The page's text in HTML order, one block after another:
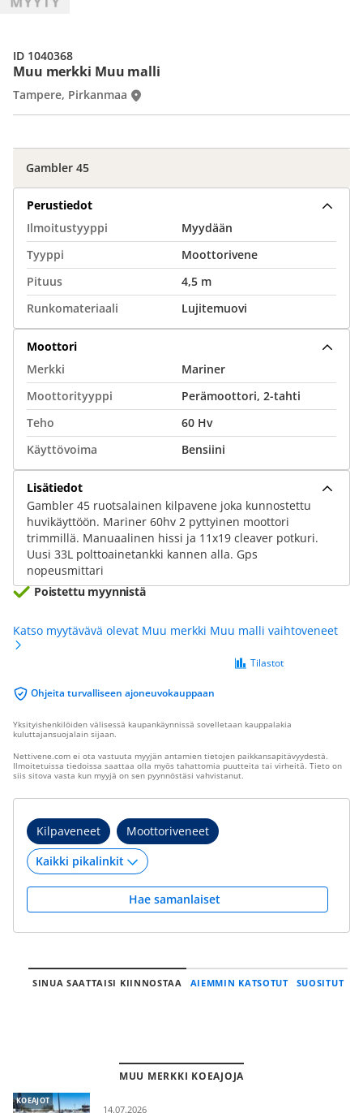
Muu merkki Muu malli
Tampere, Pirkanmaa
ID 1040368
Gambler 45
Perustiedot
Ilmoitustyyppi
Myydään
Tyyppi
Moottorivene
Pituus
4,5 m
Runkomateriaali
Lujitemuovi
Moottori
Merkki
Mariner
Moottorityyppi
Perämoottori, 2-tahti
Teho
60 Hv
Käyttövoima
Bensiini
Lisätiedot
Gambler 45 ruotsalainen kilpavene joka kunnostettu
huvikäyttöön. Mariner 60hv 2 pyttyinen moottori
trimmillä. Manuaalinen hissi ja 11x19 cleaver potkuri.
Uusi 33L polttoainetankki kannen alla. Gps
nopeusmittari
Poistettu myynnistä
Katso myytävävä olevat Muu merkki Muu malli vaihtoveneet
Ohjeita turvalliseen ajoneuvokauppaan
Tilastot
Yksityishenkilöiden välisessä kaupankäynnissä sovelletaan kauppalakia
kuluttajansuojalain sijaan.
Nettivene.com ei ota vastuuta myyjän antamien tietojen paikkansapitävyydestä.
Ilmoitetuissa tiedoissa saattaa olla myös tahattomia puutteita tai virheitä. Tieto on
siis sitova vasta kun myyjä on sen pyynnöstäsi vahvistanut.
Kilpaveneet Moottoriveneet
Hae samanlaiset
SINUA SAATTAISI KIINNOSTAA AIEMMIN KATSOTUT SUOSITUT
MUU MERKKI KOEAJOJA
KOEAJOT
14.07.2026